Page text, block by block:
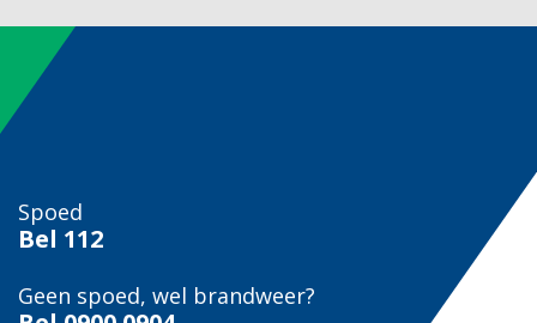
Spoed
Bel 112
Geen spoed, wel brandweer?